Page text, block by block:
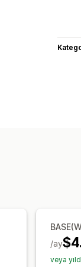
/ay
veya